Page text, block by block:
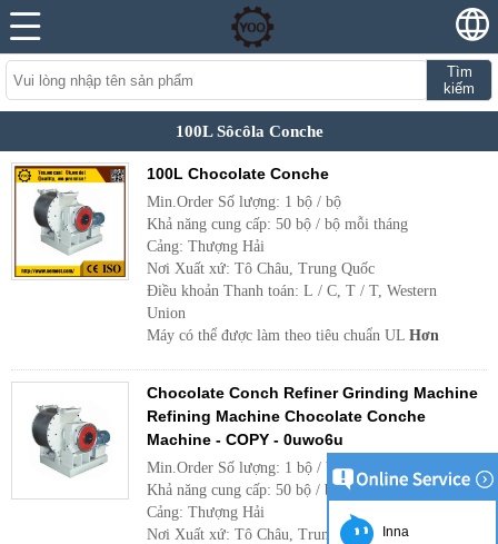
Tìm
kiếm
100L Sôcôla Conche
100L Chocolate Conche
Min.Order Số lượng: 1 bộ / bộ
Khả năng cung cấp: 50 bộ / bộ mỗi tháng
Cảng: Thượng Hải
Nơi Xuất xứ: Tô Châu, Trung Quốc
Điều khoản Thanh toán: L / C, T / T, Western
Union
Máy có thể được làm theo tiêu chuẩn UL Hơn
Chocolate Conch Refiner Grinding Machine
Refining Machine Chocolate Conche
Machine - COPY - 0uwo6u
Min.Order Số lượng: 1 bộ / bộ
Khả năng cung cấp: 50 bộ / bộ mỗi tháng
Cảng: Thượng Hải
Nơi Xuất xứ: Tô Châu, Trung Quốc
Inna